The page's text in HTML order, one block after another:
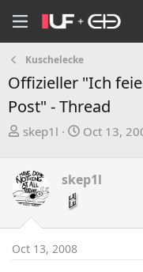
Kuschelecke
Offizieller "Ich
Post" - Thread
T
e
a
d
t
skep1l
S
r
Oct 13,
skep1l
Oct 13, 2008